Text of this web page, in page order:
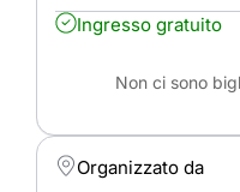
Ingresso gratuito
Non ci sono
Organizzato da